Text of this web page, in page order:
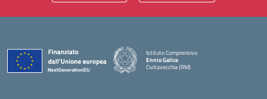
Istituto Comprensivo
Ennio Galice
Civitavecchia (RM)